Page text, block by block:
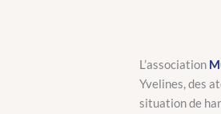
L’association
Yvelines, des
situation de